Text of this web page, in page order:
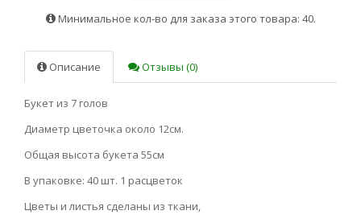
Минимальное кол-во для заказа этого товара: 40.
Описание Отзывы (0)
Букет из 7 голов
Диаметр цветочка около 12см.
Общая высота букета 55см
В упаковке: 40 шт. 1 расцветок
Цветы и листья сделаны из ткани,